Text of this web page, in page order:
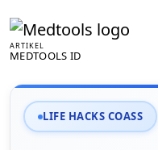
ARTIKEL
MEDTOOLS ID
LIFE HACKS COASS